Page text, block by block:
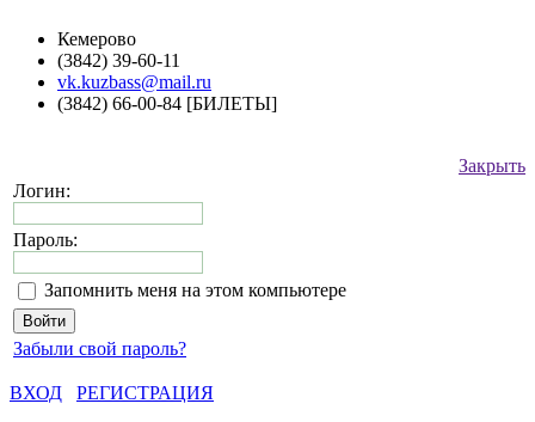
Кемерово
(3842) 39-60-11
vk.kuzbass@mail.ru
(3842) 66-00-84 [БИЛЕТЫ]
Закрыть
Логин:
Пароль:
Запомнить меня на этом компьютере
Забыли свой пароль?
ВХОД
РЕГИСТРАЦИЯ